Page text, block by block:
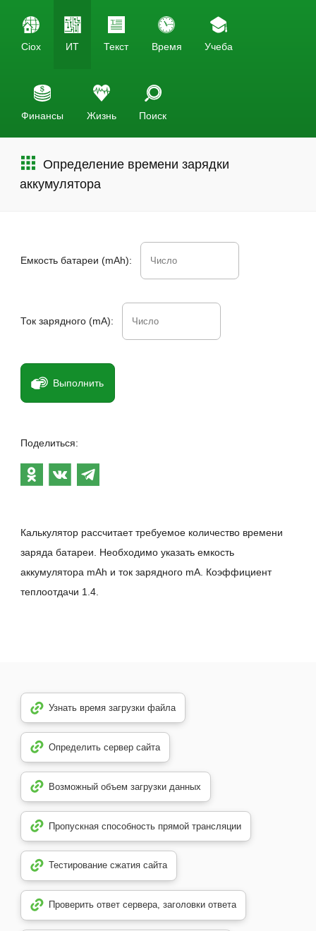
Ciox ИТ Текст Время Учеба
Финансы Жизнь Поиск
Определение времени зарядки
аккумулятора
Емкость батареи (mAh):
Ток зарядного (mA):
Выполнить
Поделиться:
Калькулятор рассчитает требуемое количество времени
заряда батареи. Необходимо указать емкость
аккумулятора mAh и ток зарядного mA. Коэффициент
теплоотдачи 1.4.
Узнать время загрузки файла
Определить сервер сайта
Возможный объем загрузки данных
Пропускная способность прямой трансляции
Тестирование сжатия сайта
Проверить ответ сервера, заголовки ответа